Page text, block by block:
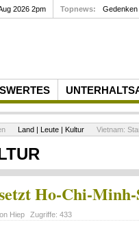
2026 2pm Topnews: Gedenken
Land | Leute | Kultur Vietnam:
Ho-Chi-
Hiep Zugriffe: 433